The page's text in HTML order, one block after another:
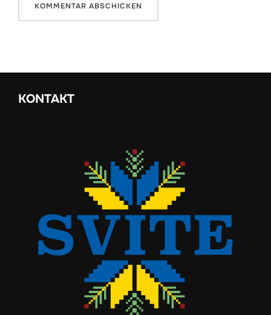
KONTAKT